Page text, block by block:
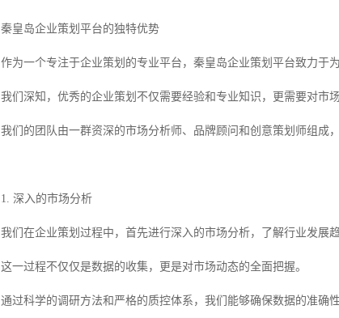
秦皇岛企业策划平台的独特优势
作为一个专注于企业策划的专业平台，秦皇岛企业策划平台致力于
我们深知，优秀的企业策划不仅需要经验和专业知识，更需要对市
我们的团队由一群资深的市场分析师、品牌顾问和创意策划师组成
1. 深入的市场分析
我们在企业策划过程中，首先进行深入的市场分析，了解行业发展
这一过程不仅仅是数据的收集，更是对市场动态的全面把握。
通过科学的调研方法和严格的质控体系，我们能够确保数据的准确